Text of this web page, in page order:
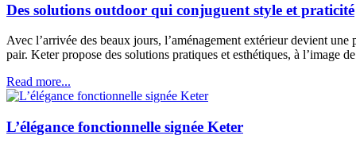
Des solutions outdoor qui conjuguent style et praticité
Avec l’arrivée des beaux jours, l’aménagement extérieur devient
pair. Keter propose des solutions pratiques et esthétiques, à l’image
Read more...
L’élégance fonctionnelle signée Keter